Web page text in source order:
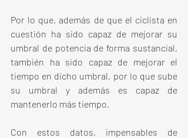
Por lo que, además de que el ciclista en
cuestión ha sido capaz de mejorar su
umbral de potencia de forma sustancial,
también ha sido capaz de mejorar el
tiempo en dicho umbral, por lo que sube
su umbral y además es capaz de
mantenerlo más tiempo.
Con estos datos, impensables de